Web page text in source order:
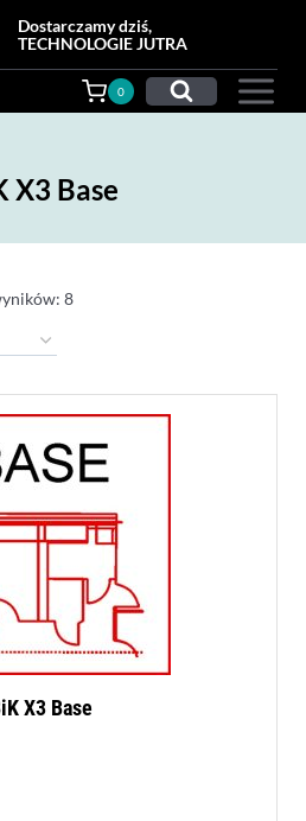
Dostarczamy dziś,
TECHNOLOGIE JUTRA
0
X3 Base
8
X3 Base